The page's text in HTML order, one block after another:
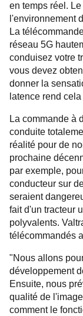
en temps réel.
l'environnement
La
réseau 5G
conduisez votre
vous devez
donner la
latence rend
La commande à
conduite
réalité pour de
prochaine
par exemple,
conducteur sur
seraient
fait d'un tracteur
polyvalents.
télécommandés
"Nous allons
développement
Ensuite, nous
qualité de
comment le